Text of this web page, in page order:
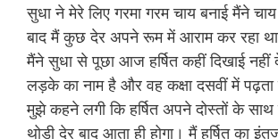
सुधा ने मेरे लिए गरमा गरम चाय बनाई मैंने
बाद मैं कुछ देर अपने रूम में आराम कर रहा
मैंने सुधा से पूछा आज हर्षित कहीं दिखाई नहीं
लड़के का नाम है और वह कक्षा दसवीं में पढ़ता
मुझे कहने लगी कि हर्षित अपने दोस्तों के
थोड़ी देर बाद आता ही होगा। मैं हर्षित का